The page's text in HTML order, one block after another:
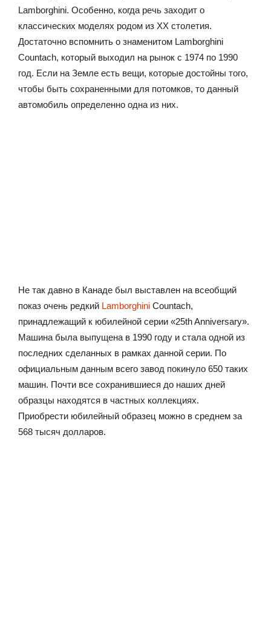
Lamborghini. Особенно, когда речь заходит о
классических моделях родом из XX столетия.
Достаточно вспомнить о знаменитом Lamborghini
Countach, который выходил на рынок с 1974 по 1990
год. Если на Земле есть вещи, которые достойны того,
чтобы быть сохраненными для потомков, то данный
автомобиль определенно одна из них.
Не так давно в Канаде был выставлен на всеобщий
показ очень редкий Lamborghini Countach,
принадлежащий к юбилейной серии «25th Anniversary».
Машина была выпущена в 1990 году и стала одной из
последних сделанных в рамках данной серии. По
официальным данным всего завод покинуло 650 таких
машин. Почти все сохранившиеся до наших дней
образцы находятся в частных коллекциях.
Приобрести юбилейный образец можно в среднем за
568 тысяч долларов.